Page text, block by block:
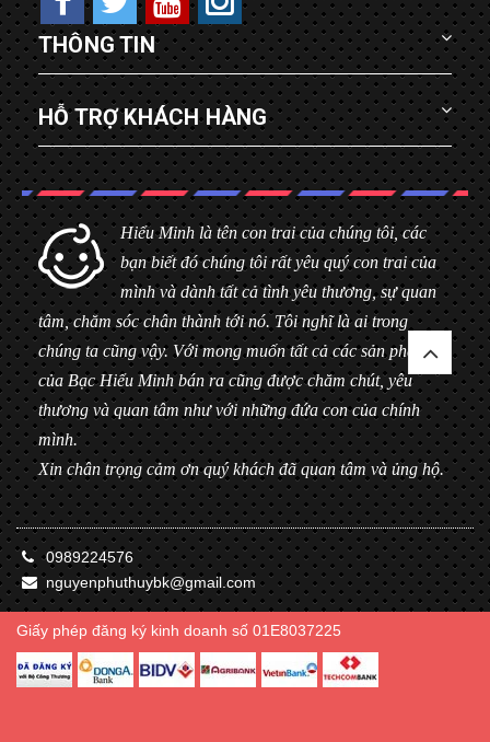
THÔNG TIN
HỖ TRỢ KHÁCH HÀNG
Hiểu Minh là tên con trai của chúng tôi, các
bạn biết đó chúng tôi rất yêu quý con trai của
mình và dành tất cả tình yêu thương, sự quan
tâm, chăm sóc chân thành tới nó. Tôi nghĩ là ai trong
chúng ta cũng vậy. Với mong muốn tất cả các sản phẩm
của Bạc Hiểu Minh bán ra cũng được chăm chút, yêu
thương và quan tâm như với những đứa con của chính
mình.
Xin chân trọng cảm ơn quý khách đã quan tâm và ủng hộ.
0989224576
nguyenphuthuybk@gmail.com
Giấy phép đăng ký kinh doanh số 01E8037225